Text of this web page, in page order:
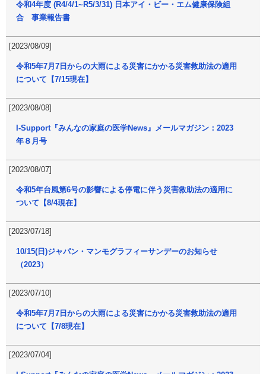
令和4年度 (R4/4/1~R5/3/31) 日本アイ・ビー・エム健康保険組
合 事業報告書
[2023/08/09]
令和5年7月7日からの大雨による災害にかかる災害救助法の適用
について【7/15現在】
[2023/08/08]
I-Support『みんなの家庭の医学News』メールマガジン：2023
年８月号
[2023/08/07]
令和5年台風第6号の影響による停電に伴う災害救助法の適用に
ついて【8/4現在】
[2023/07/18]
10/15(日)ジャパン・マンモグラフィーサンデーのお知らせ
（2023）
[2023/07/10]
令和5年7月7日からの大雨による災害にかかる災害救助法の適用
について【7/8現在】
[2023/07/04]